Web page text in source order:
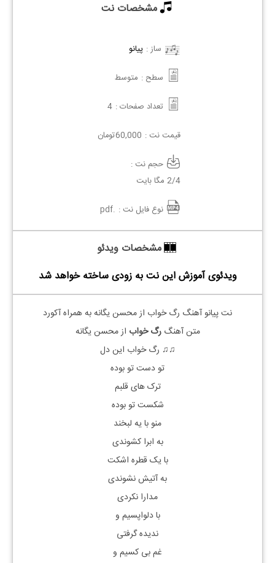
مشخصات نت
ساز : پیانو
سطح : متوسط
تعداد صفحات : 4
قیمت نت : 60,000تومان
حجم نت :
2/4 مگا بایت
نوع فایل نت : .pdf
مشخصات ویدئو
ویدئوی آموزش این نت به زودی ساخته خواهد شد
نت پیانو آهنگ رگ خواب از محسن یگانه به همراه آکورد
متن آهنگرگ خواب از محسن یگانه
♫♫ رگ خواب این دل
تو دست تو بوده
ترک های قلبم
شکست تو بوده
منو با یه لبخند
به ابرا کشوندی
با یک قطره اشکت
به آتیش نشوندی
مدارا نکردی
با دلواپسیم و
ندیده گرفتی
غم بی کسیم و